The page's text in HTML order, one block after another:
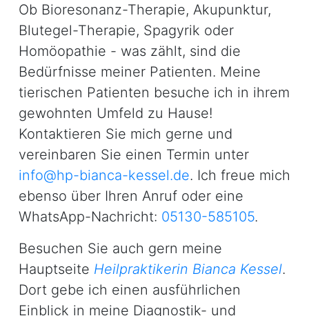
Ob Bioresonanz-Therapie, Akupunktur,
Blutegel-Therapie, Spagyrik oder
Homöopathie - was zählt, sind die
Bedürfnisse meiner Patienten. Meine
tierischen Patienten besuche ich in ihrem
gewohnten Umfeld zu Hause!
Kontaktieren Sie mich gerne und
vereinbaren Sie einen Termin unter
info@hp-bianca-kessel.de. Ich freue mich
ebenso über Ihren Anruf oder eine
WhatsApp-Nachricht: 05130-585105.
Besuchen Sie auch gern meine
Hauptseite Heilpraktikerin Bianca Kessel.
Dort gebe ich einen ausführlichen
Einblick in meine Diagnostik- und